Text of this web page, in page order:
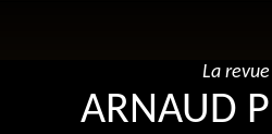
La
ARNAUD